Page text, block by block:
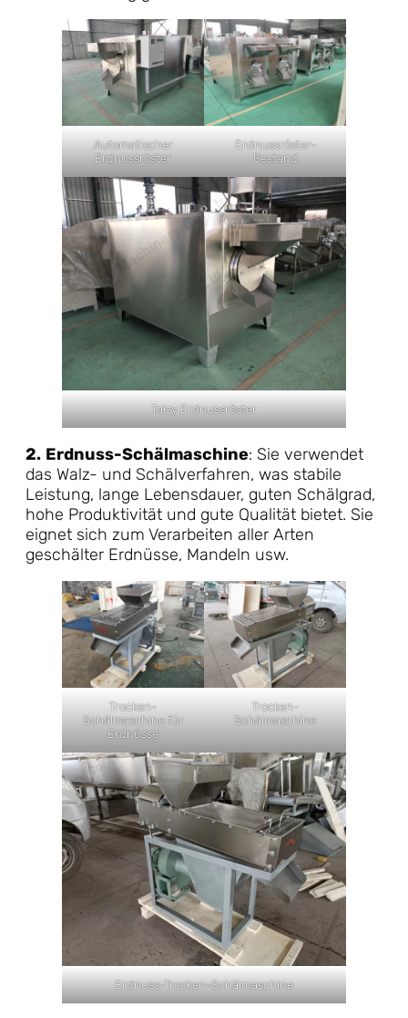
Automatischer
Erdnussröster
Erdnussröster-
Bestand
Taizy Erdnussröster
2. Erdnuss-Schälmaschine: Sie verwendet
das Walz- und Schälverfahren, was stabile
Leistung, lange Lebensdauer, guten Schälgrad,
hohe Produktivität und gute Qualität bietet. Sie
eignet sich zum Verarbeiten aller Arten
geschälter Erdnüsse, Mandeln usw.
Trocken-
Schälmaschine für
Erdnüsse
Trocken-
Schälmaschine
Erdnuss-Trocken-Schälmaschine